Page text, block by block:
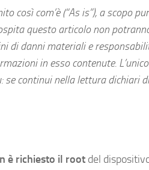
così com’è (“As is”), a scopo
questo articolo non
di danni materiali e
in esso contenute.
se continui nella lettura dichiari
è richiesto il root del